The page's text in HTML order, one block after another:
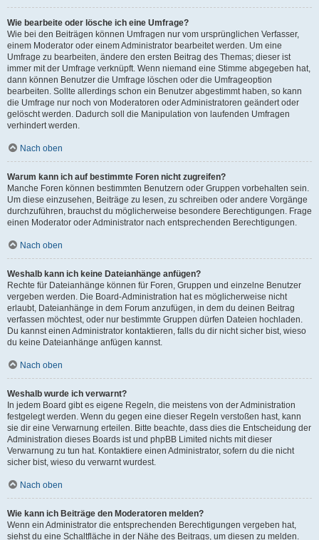
Wie bearbeite oder lösche ich eine Umfrage?
Wie bei den Beiträgen können Umfragen nur vom ursprünglichen Verfasser,
einem Moderator oder einem Administrator bearbeitet werden. Um eine
Umfrage zu bearbeiten, ändere den ersten Beitrag des Themas; dieser ist
immer mit der Umfrage verknüpft. Wenn niemand eine Stimme abgegeben hat,
dann können Benutzer die Umfrage löschen oder die Umfrageoption
bearbeiten. Sollte allerdings schon ein Benutzer abgestimmt haben, so kann
die Umfrage nur noch von Moderatoren oder Administratoren geändert oder
gelöscht werden. Dadurch soll die Manipulation von laufenden Umfragen
verhindert werden.
Nach oben
Warum kann ich auf bestimmte Foren nicht zugreifen?
Manche Foren können bestimmten Benutzern oder Gruppen vorbehalten sein.
Um diese einzusehen, Beiträge zu lesen, zu schreiben oder andere Vorgänge
durchzuführen, brauchst du möglicherweise besondere Berechtigungen. Frage
einen Moderator oder Administrator nach entsprechenden Berechtigungen.
Nach oben
Weshalb kann ich keine Dateianhänge anfügen?
Rechte für Dateianhänge können für Foren, Gruppen und einzelne Benutzer
vergeben werden. Die Board-Administration hat es möglicherweise nicht
erlaubt, Dateianhänge in dem Forum anzufügen, in dem du deinen Beitrag
verfassen möchtest, oder nur bestimmte Gruppen dürfen Dateien hochladen.
Du kannst einen Administrator kontaktieren, falls du dir nicht sicher bist, wieso
du keine Dateianhänge anfügen kannst.
Nach oben
Weshalb wurde ich verwarnt?
In jedem Board gibt es eigene Regeln, die meistens von der Administration
festgelegt werden. Wenn du gegen eine dieser Regeln verstoßen hast, kann
sie dir eine Verwarnung erteilen. Bitte beachte, dass dies die Entscheidung der
Administration dieses Boards ist und phpBB Limited nichts mit dieser
Verwarnung zu tun hat. Kontaktiere einen Administrator, sofern du die nicht
sicher bist, wieso du verwarnt wurdest.
Nach oben
Wie kann ich Beiträge den Moderatoren melden?
Wenn ein Administrator die entsprechenden Berechtigungen vergeben hat,
siehst du eine Schaltfläche in der Nähe des Beitrags, um diesen zu melden.